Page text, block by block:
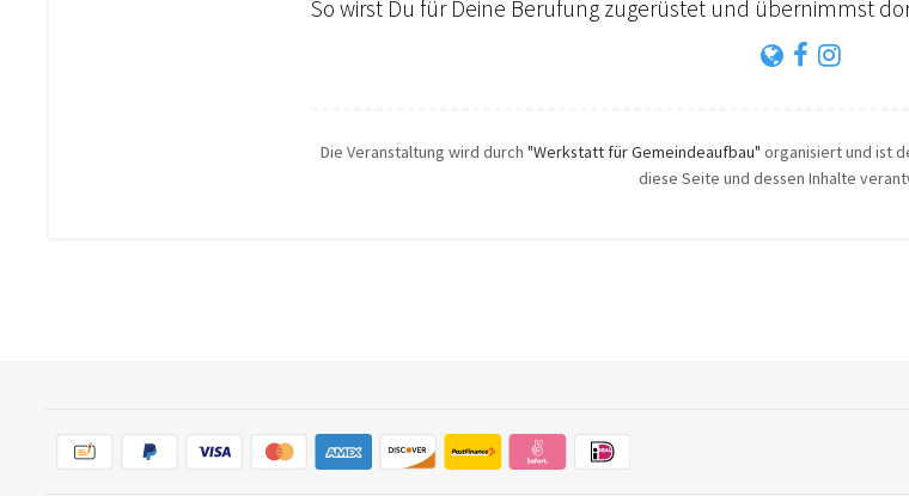
So wirst Du für Deine Berufung zugerüstet und übernimmst
Die Veranstaltung wird durch "Werkstatt für Gemeindeaufbau" organisiert und ist
diese Seite und dessen Inhalte